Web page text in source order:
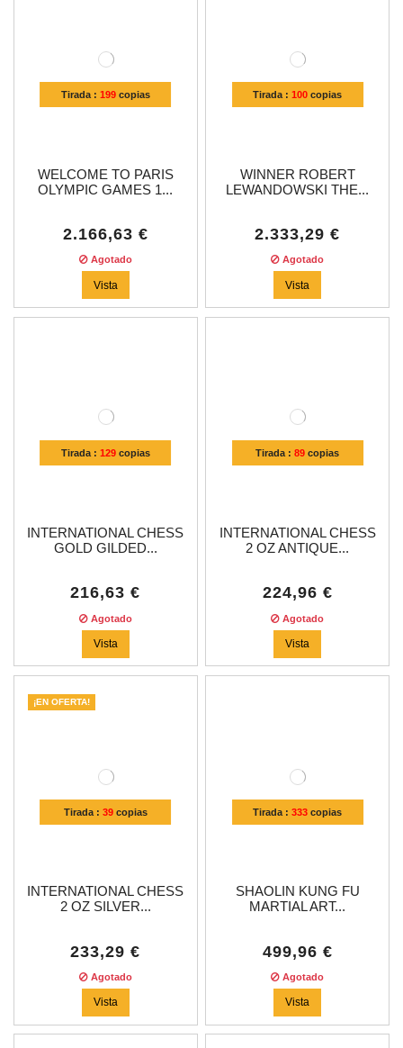
Tirada : 199copias
WELCOME TO PARIS
OLYMPIC GAMES 1...
2.166,63 €
Agotado
Vista
Tirada :100 copias
WINNER ROBERT
LEWANDOWSKI THE...
2.333,29 €
Agotado
Vista
Tirada : 129copias
INTERNATIONAL CHESS
GOLD GILDED...
216,63 €
Agotado
Vista
Tirada :89 copias
INTERNATIONAL CHESS
2 OZ ANTIQUE...
224,96 €
Agotado
Vista
Tirada : 39copias
¡EN OFERTA!
INTERNATIONAL CHESS
2 OZ SILVER...
233,29 €
Agotado
Vista
Tirada :333 copias
SHAOLIN KUNG FU
MARTIAL ART...
499,96 €
Agotado
Vista